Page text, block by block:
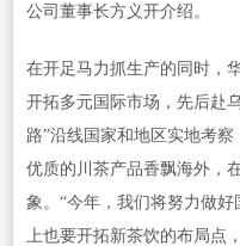
公司董事长方义开介绍。
在开足马力抓生产的同时，
开拓多元国际市场，先后赴
路”沿线国家和地区实地考
优质的川茶产品香飘海外，
象。“今年，我们将努力做
上也要开拓新茶饮的布局点